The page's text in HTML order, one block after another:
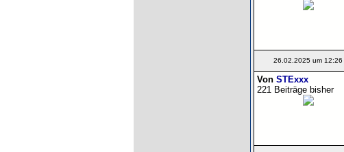
26.02.2025 um 12:26
Von STExxx
221 Beiträge bisher